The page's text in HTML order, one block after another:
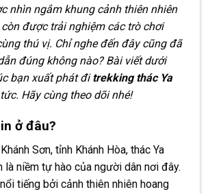
nhìn ngắm khung cảnh thiên nhiên
được trải nghiệm các trò chơi
thú vị. Chỉ nghe đến đây cũng đã
đúng không nào? Bài viết dưới
bạn xuất phát đitrekking thác Ya
Hãy cùng theo dõi nhé!
ở đâu?
Sơn, tỉnh Khánh Hòa, thác Ya
là niềm tự hào của người dân nơi đây.
tiếng bởi cảnh thiên nhiên hoang